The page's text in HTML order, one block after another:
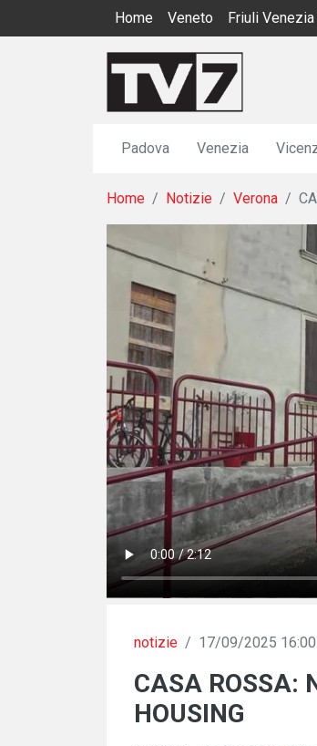
Home Veneto Friuli Venezia
Padova Venezia
Home Notizie Verona
notizie / 17/09/2025 16:00
CASA ROSSA:
HOUSING